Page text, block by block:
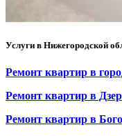
Услуги в Нижегородской
Ремонт квартир в
Ремонт квартир в
Ремонт квартир в